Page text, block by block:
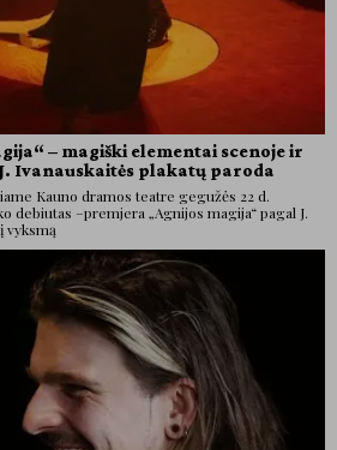
– magiški elementai scenoje ir
Ivanauskaitės plakatų paroda
Kauno dramos teatre gegužės 22 d.
debiutas –premjera „Agnijos magija“ pagal J.
vyksmą